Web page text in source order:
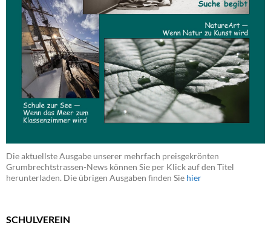
Die aktuellste Ausgabe unserer mehrfach preisgekrönten
Grumbrechtstrassen-News können Sie per Klick auf den Titel
herunterladen. Die übrigen Ausgaben finden Sie hier
SCHULVEREIN